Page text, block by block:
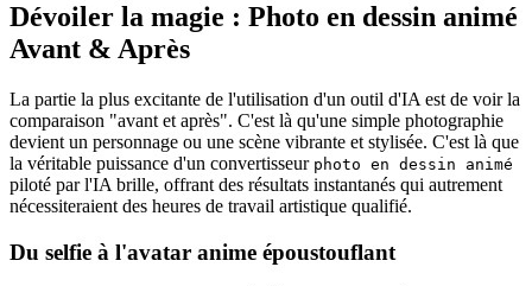
Dévoiler la magie : Photo en dessin animé
Avant & Après
La partie la plus excitante de l'utilisation d'un outil d'IA est de voir la
comparaison "avant et après". C'est là qu'une simple photographie
devient un personnage ou une scène vibrante et stylisée. C'est là que
la véritable puissance d'un convertisseur photo en dessin animé
piloté par l'IA brille, offrant des résultats instantanés qui autrement
nécessiteraient des heures de travail artistique qualifié.
Du selfie à l'avatar anime époustouflant